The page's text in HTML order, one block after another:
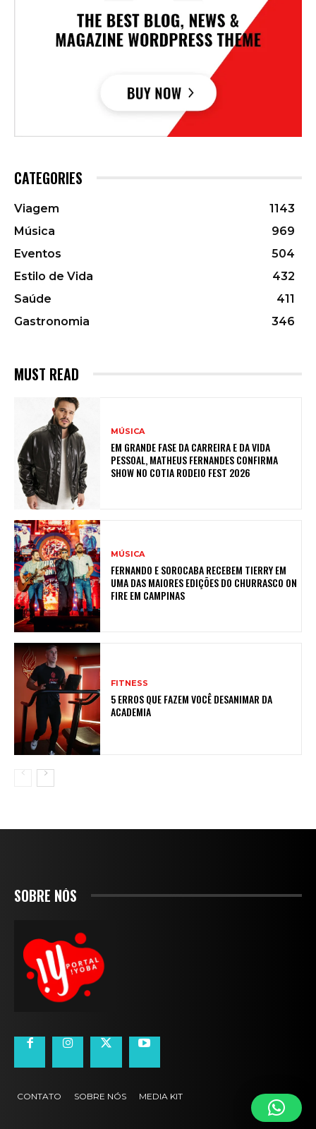
CATEGORIES
Viagem
1143
Música
969
Eventos
504
Estilo de Vida
432
Saúde
411
Gastronomia
346
MUST READ
MÚSICA
EM GRANDE FASE DA CARREIRA E DA VIDA
PESSOAL, MATHEUS FERNANDES CONFIRMA
SHOW NO COTIA RODEIO FEST 2026
MÚSICA
FERNANDO E SOROCABA RECEBEM TIERRY EM
UMA DAS MAIORES EDIÇÕES DO CHURRASCO ON
FIRE EM CAMPINAS
FITNESS
5 ERROS QUE FAZEM VOCÊ DESANIMAR DA
ACADEMIA
SOBRE NÓS
CONTATO SOBRE NÓS MEDIA KIT